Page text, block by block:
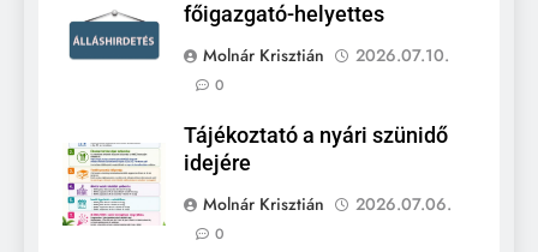
főigazgató-helyettes
Molnár Krisztián
2026.07.10.
0
Tájékoztató a nyári szünidő
idejére
Molnár Krisztián
2026.07.06.
0